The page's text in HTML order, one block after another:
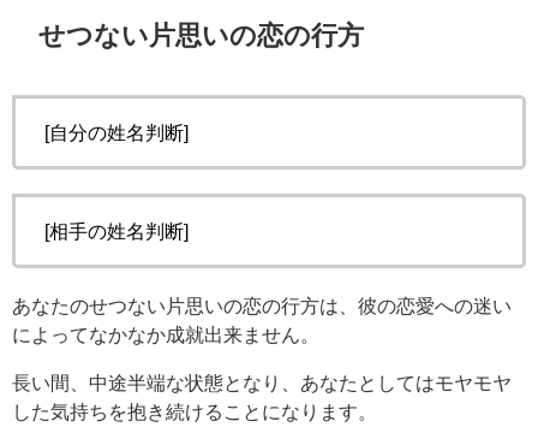
せつない片思いの恋の行方
[自分の姓名判断]
[相手の姓名判断]
あなたのせつない片思いの恋の行方は、彼の恋愛への迷い
によってなかなか成就出来ません。
長い間、中途半端な状態となり、あなたとしてはモヤモヤ
した気持ちを抱き続けることになります。